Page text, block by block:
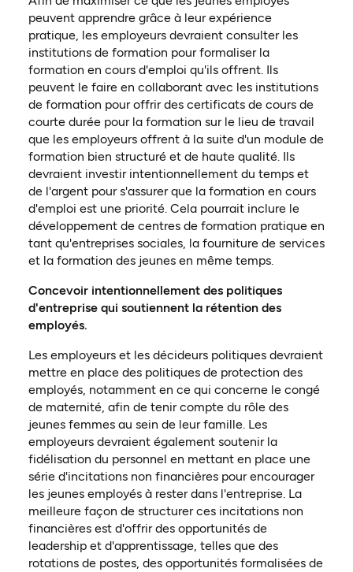
peuvent apprendre grâce à leur expérience
pratique, les employeurs devraient consulter les
institutions de formation pour formaliser la
formation en cours d'emploi qu'ils offrent. Ils
peuvent le faire en collaborant avec les institutions
de formation pour offrir des certificats de cours de
courte durée pour la formation sur le lieu de travail
que les employeurs offrent à la suite d'un module de
formation bien structuré et de haute qualité. Ils
devraient investir intentionnellement du temps et
de l'argent pour s'assurer que la formation en cours
d'emploi est une priorité. Cela pourrait inclure le
développement de centres de formation pratique en
tant qu'entreprises sociales, la fourniture de services
et la formation des jeunes en même temps.
Concevoir intentionnellement des politiques
d'entreprise qui soutiennent la rétention des
employés.
Les employeurs et les décideurs politiques devraient
mettre en place des politiques de protection des
employés, notamment en ce qui concerne le congé
de maternité, afin de tenir compte du rôle des
jeunes femmes au sein de leur famille. Les
employeurs devraient également soutenir la
fidélisation du personnel en mettant en place une
série d'incitations non financières pour encourager
les jeunes employés à rester dans l'entreprise. La
meilleure façon de structurer ces incitations non
financières est d'offrir des opportunités de
leadership et d'apprentissage, telles que des
rotations de postes, des opportunités formalisées de